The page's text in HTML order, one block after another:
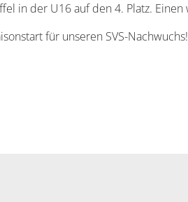
in der U16 auf den 4. Platz.
für unseren SVS-